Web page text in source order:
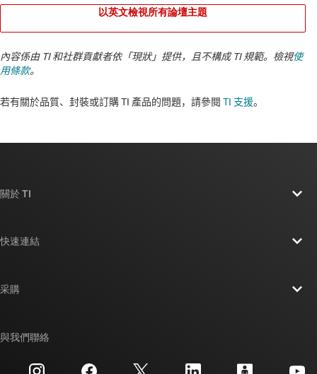
以英文檢視所有論壇主題
內容係由 TI 和社群貢獻者依「現狀」提供，且不構成 TI 規範。檢視使
用條款。
若有關於品質、封裝或訂購 TI 產品的問題，請參閱 TI 支援。​​​​​​​​​​​​​​
關於 TI
快速連結
交互參考搜索
客戶支援中心
采購
與我們聯絡